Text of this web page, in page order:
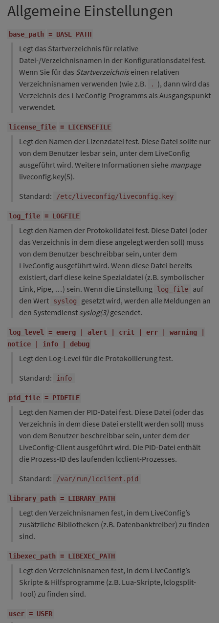
Allgemeine Einstellungen
base_path = BASE PATH
Legt das Startverzeichnis für relative
Datei-/Verzeichnisnamen in der Konfigurationsdatei fest.
Wenn Sie für das Startverzeichnis einen relativen
Verzeichnisnamen verwenden (wie z.B.
.
), dann wird das
Verzeichnis des LiveConfig-Programms als Ausgangspunkt
verwendet.
license_file = LICENSEFILE
Legt den Namen der Lizenzdatei fest. Diese Datei sollte nur
von dem Benutzer lesbar sein, unter dem LiveConfig
ausgeführt wird. Weitere Informationen siehe manpage
liveconfig.key(5).
Standard:
/etc/liveconfig/liveconfig.key
log_file = LOGFILE
Legt den Namen der Protokolldatei fest. Diese Datei (oder
das Verzeichnis in dem diese angelegt werden soll) muss
von dem Benutzer beschreibbar sein, unter dem
LiveConfig ausgeführt wird. Wenn diese Datei bereits
existiert, darf diese keine Spezialdatei (z.B. symbolischer
Link, Pipe, …) sein. Wenn die Einstellung
log_file
auf
den Wert
syslog
gesetzt wird, werden alle Meldungen an
den Systemdienst syslog(3) gesendet.
log_level
= emerg | alert | crit | err | warning |
notice | info | debug
Legt den Log-Level für die Protokollierung fest.
Standard:
info
pid_file = PIDFILE
Legt den Namen der PID-Datei fest. Diese Datei (oder das
Verzeichnis in dem diese Datei erstellt werden soll) muss
von dem Benutzer beschreibbar sein, unter dem der
LiveConfig-Client ausgeführt wird. Die PID-Datei enthält
die Prozess-ID des laufenden lcclient-Prozesses.
Standard:
/var/run/lcclient.pid
library_path = LIBRARY_PATH
Legt den Verzeichnisnamen fest, in dem LiveConfig’s
zusätzliche Bibliotheken (z.B. Datenbanktreiber) zu finden
sind.
libexec_path = LIBEXEC_PATH
Legt den Verzeichnisnamen fest, in dem LiveConfig’s
Skripte & Hilfsprogramme (z.B. Lua-Skripte, lclogsplit-
Tool) zu finden sind.
user = USER